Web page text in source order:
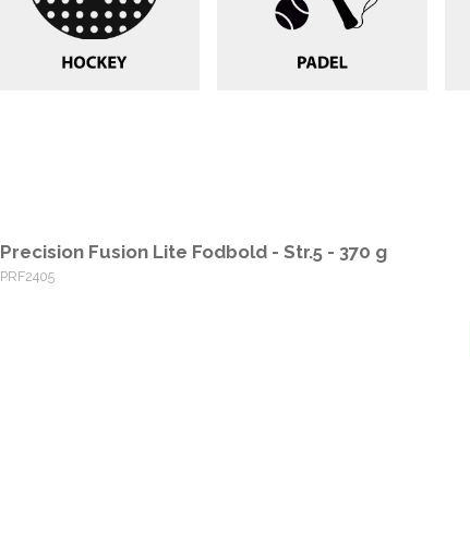
Precision Fusion Lite Fodbold - Str.5 - 370 g
PRF2405